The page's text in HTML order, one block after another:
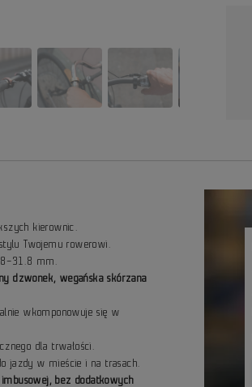
kierownic.
Twojemu rowerowi.
mm.
dzwonek, wegańska skórzana
wkomponowuje się w
dla trwałości.
jazdy w mieście i na trasach.
bez dodatkowych